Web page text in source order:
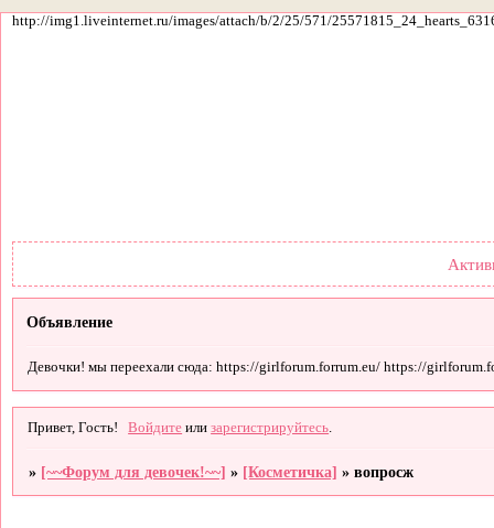
http://img1.liveinternet.ru/images/attach/b/2/25/571/
Объявление
Девочки! мы переехали сюда: https://girlforum.forrum.eu/ https://
Привет, Гость! Войдите илизарегистрируйтесь
» [~~Форум для девочек!~~] » [Косметичка] »вопросж